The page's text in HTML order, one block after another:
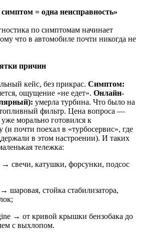
= одна неисправность»
по симптомам начинает
что в автомобиле почти никогда не
причин
кейс, без прикрас. Симптом:
ощущение «не едет». Онлайн-
умерла турбина. Что было на
фильтр. Цена вопроса —
морально готовился к
(и почти поехал в «турбосервис», где
в этом настроении). И таких
тележка:
→ свечи, катушки, форсунки, подсос
шаровая, стойка стабилизатора,
→ от кривой крышки бензобака до
с выхлопом.